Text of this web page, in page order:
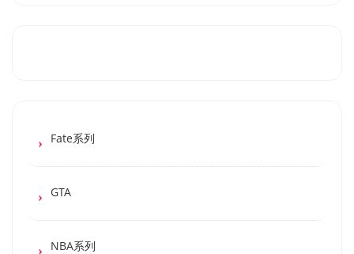
Fate系列
GTA
NBA系列